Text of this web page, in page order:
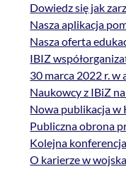
Dowiedz się jak
Nasza aplikacja
Nasza oferta
IBIZ
30 marca 2022 r.
Naukowcy z IBiZ
Nowa publikacja w
Publiczna obrona
Kolejna
O karierze w